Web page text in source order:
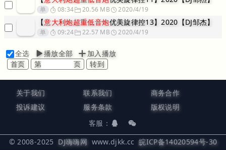
单 08:34 20.56 MB 2020/4/19
【意大利炮超重低音炮优美旋律控13】2020【DJ邹杰】
单 09:24 22.57 MB 2020/4/19
全选 播放全部
加入播放
首页
第 页 转到
关于我们 联系我们
商务合作
投诉建议
服务条款
版权说明
客服：
© 2008-2025 DJ嗨嗨网 www.djkk.cc皖ICP备14020594号-30